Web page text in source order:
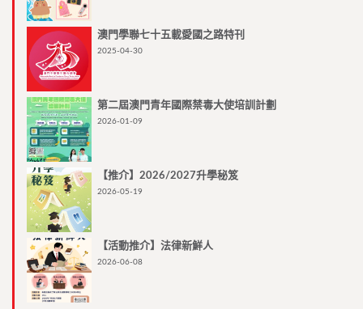
澳門學聯七十五載愛國之路特刊
2025-04-30
第二屆澳門青年國際禁毒大使培訓計劃
2026-01-09
【推介】2026/2027升學秘笈
2026-05-19
【活動推介】法律新鮮人
2026-06-08